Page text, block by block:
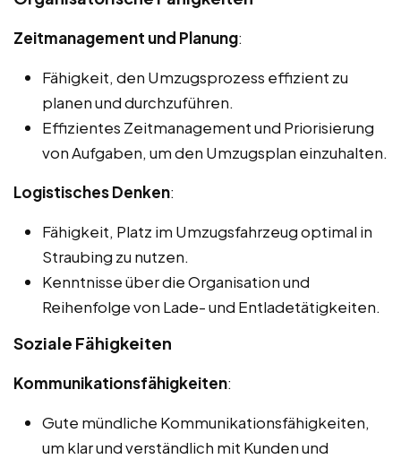
Zeitmanagement und Planung:
Fähigkeit, den Umzugsprozess effizient zu
planen und durchzuführen.
Effizientes Zeitmanagement und Priorisierung
von Aufgaben, um den Umzugsplan einzuhalten.
Logistisches Denken:
Fähigkeit, Platz im Umzugsfahrzeug optimal in
Straubing zu nutzen.
Kenntnisse über die Organisation und
Reihenfolge von Lade- und Entladetätigkeiten.
Soziale Fähigkeiten
Kommunikationsfähigkeiten:
Gute mündliche Kommunikationsfähigkeiten,
um klar und verständlich mit Kunden und